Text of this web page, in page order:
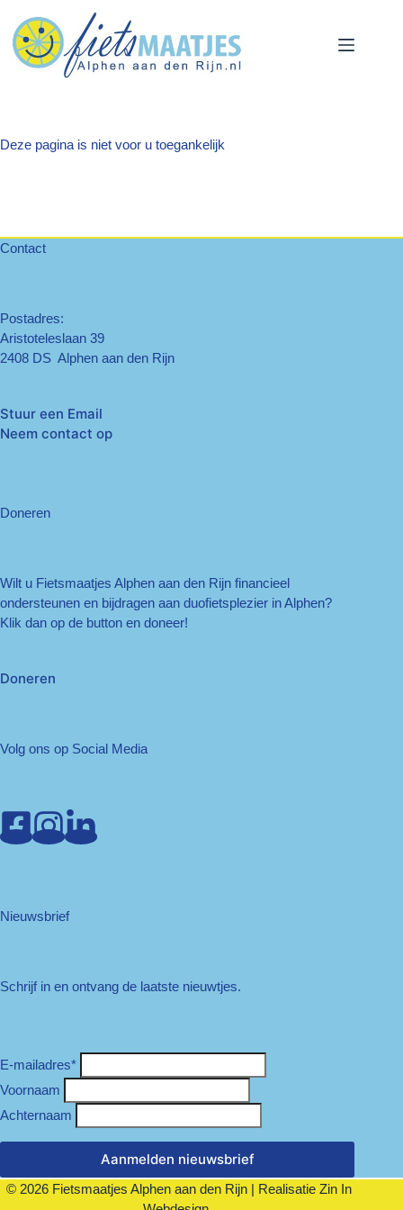
naar
de
inhoud
Deze pagina is niet voor u toegankelijk
Contact
Postadres:
Aristoteleslaan 39
2408 DS Alphen aan den Rijn
Stuur een Email
Neem contact op
Doneren
Wilt u Fietsmaatjes Alphen aan den Rijn financieel
ondersteunen en bijdragen aan duofietsplezier in Alphen?
Klik dan op de button en doneer!
Doneren
Volg ons op Social Media
Nieuwsbrief
Schrijf in en ontvang de laatste nieuwtjes.
E-mailadres*
Voornaam
Achternaam
Aanmelden nieuwsbrief
© 2026 Fietsmaatjes Alphen aan den Rijn | RealisatieZin In